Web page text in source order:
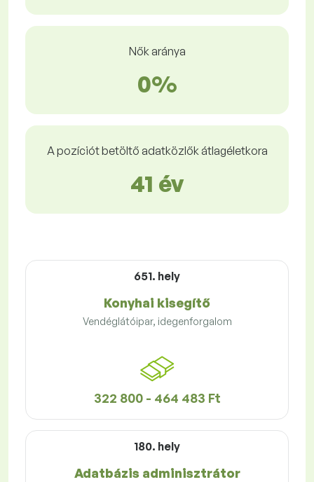
Nők aránya
0%
A pozíciót betöltő adatközlők átlagéletkora
41 év
651. hely
Konyhai kisegítő
Vendéglátóipar, idegenforgalom
322 800 - 464 483 Ft
180. hely
Adatbázis adminisztrátor